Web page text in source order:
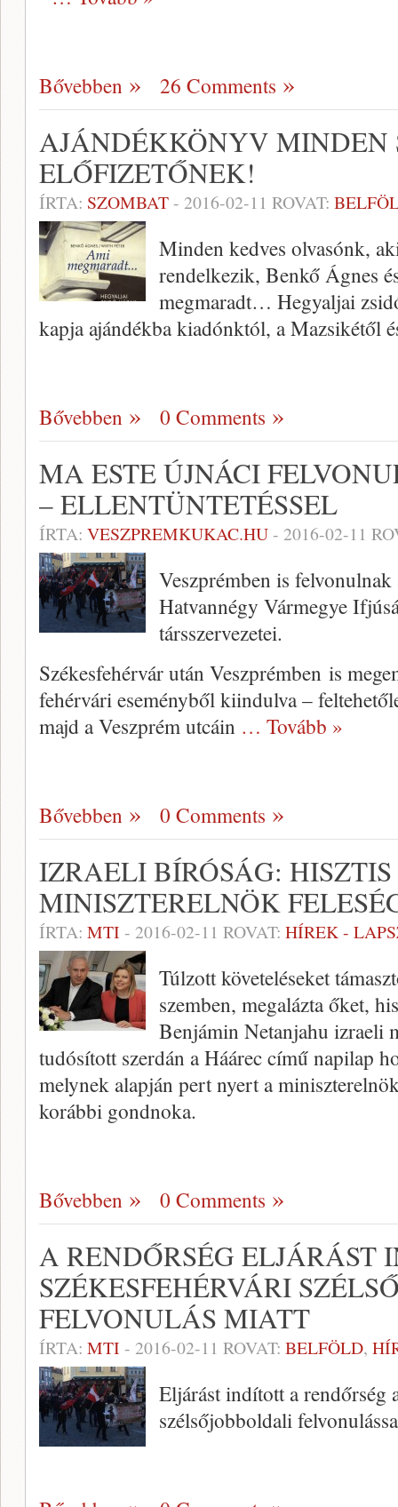
Bővebben 26 Comments
AJÁNDÉKKÖNYV MINDEN
ELŐFIZETŐNEK!
ÍRTA: SZOMBAT- 2016-02-11 ROVAT:
Minden kedves olvasónk,
rendelkezik, Benkő Ágnes
megmaradt… Hegyaljai
kapja ajándékba kiadónktól, a Mazsikétől
Bővebben 0 Comments
MA ESTE ÚJNÁCI
– ELLENTÜNTETÉSSEL
ÍRTA: VESZPREMKUKAC.HU- 2016-02-11
Veszprémben is
Hatvannégy Vármegye
társszervezetei.
Székesfehérvár után Veszprémben is
fehérvári eseményből kiindulva –
majd a Veszprém utcáin … Tovább »
Bővebben 0 Comments
IZRAELI BÍRÓSÁG:
MINISZTERELNÖK
ÍRTA: MTI - 2016-02-11 ROVAT: HÍREK -
Túlzott követeléseket
szemben, megalázta őket,
Benjámin Netanjahu izraeli
tudósított szerdán a Háárec című napilap
melynek alapján pert nyert a
korábbi gondnoka.
Bővebben 0 Comments
A RENDŐRSÉG ELJÁRÁST
SZÉKESFEHÉRVÁRI
FELVONULÁS MIATT
ÍRTA: MTI - 2016-02-11 ROVAT: BELFÖLD,
Eljárást indított a rendőrség
szélsőjobboldali